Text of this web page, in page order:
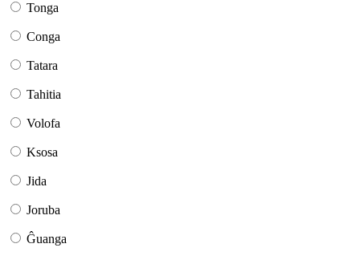
Tonga
Conga
Tatara
Tahitia
Volofa
Ksosa
Jida
Joruba
Ĝuanga